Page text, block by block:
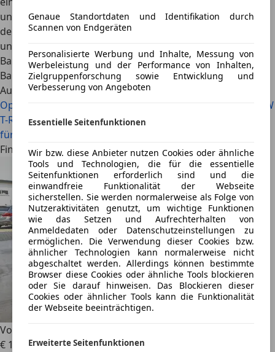
Genaue Standortdaten und Identifikation durch
Scannen von Endgeräten
Personalisierte Werbung und Inhalte, Messung von
Werbeleistung und der Performance von Inhalten,
Zielgruppenforschung sowie Entwicklung und
Verbesserung von Angeboten
Essentielle Seitenfunktionen
Wir bzw. diese Anbieter nutzen Cookies oder ähnliche
Tools und Technologien, die für die essentielle
Seitenfunktionen erforderlich sind und die
einwandfreie Funktionalität der Webseite
sicherstellen. Sie werden normalerweise als Folge von
Nutzeraktivitäten genutzt, um wichtige Funktionen
wie das Setzen und Aufrechterhalten von
Anmeldedaten oder Datenschutzeinstellungen zu
ermöglichen. Die Verwendung dieser Cookies bzw.
ähnlicher Technologien kann normalerweise nicht
abgeschaltet werden. Allerdings können bestimmte
Browser diese Cookies oder ähnliche Tools blockieren
oder Sie darauf hinweisen. Das Blockieren dieser
Cookies oder ähnlicher Tools kann die Funktionalität
der Webseite beeinträchtigen.
Erweiterte Seitenfunktionen
und Motoröl sind ihm deutlich näher als die Suche nach
der nächsten Ladesäule. Sein Traumwagen trägt, ganz
unitalienisch, ein Porsche-Wappen: der 911 Turbo der
Baureihe 964. Im Alltag bewegt er eine E-Klasse der
Baureihe 212.
Auch interessant
Opel Corsa vs. VW Polo: Welcher Kleinwagen ist besser?
VW
T-Roc vs. Škoda Karoq: Welches Modell eignet sich besser
für den Alltag?
Finde jetzt VW Passat auf AutoScout24
Volkswagen Passat
€ 12.990